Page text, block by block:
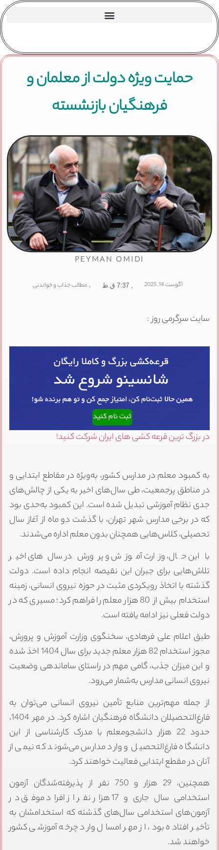
حمایت ویژه دولت از معلمان و
فرهنگیان بازنشسته
PEYMAN OMIDI
آگوست 14, 2025 7:37 ق.ظ , مطالب جذاب و خواندنی
سایت سرگرمی روز :
در بزرگ ترین قرعه کشی های ایران شرکت کنید!
به کمبود معلم در مدارس کشور، به‌ویژه در مقاطع ابتدایی و
در مناطق پرجمعیت، طی سال‌های اخیر به یکی از چالش‌های
جدی نظام آموزشی تبدیل شده است. این کمبود به‌حدی بود
که در برخی مدارس شهر تهران، با گذشت دو ماه از آغاز سال
تحصیلی، کلاس‌هایی همچنان بدون معلم اداره می‌شدند.
با این حال، وزارت آموزش و پرورش در سال‌های اخیر
تلاش‌هایی برای جبران این نقیصه انجام داده است. دولت
گذشته با اتخاذ رویکردی مثبت در حوزه نیروی انسانی، زمینه
استخدام بیش از 80 هزار معلم را فراهم کرد؛ مسیری که در
دولت فعلی نیز ادامه یافته است.
طبق اعلام علی فرهادی، سخنگوی وزارت آموزش و پرورش،
مجوز استخدام 82 هزار معلم جدید برای سال 1404 اخذ شده
و این میزان جذب، گامی مهم در راستای ساماندهی وضعیت
نیروی انسانی مدارس به‌شمار می‌رود.
از جمله مهم‌ترین منابع تأمین نیروی انسانی می‌توان به
فارغ‌التحصیلان دانشگاه فرهنگیان اشاره کرد. در مهر 1404،
حدود 22 هزار دانشجومعلم با مدرک کارشناسی از این
دانشگاه فارغ‌التحصیل و وارد مدارس می‌شوند که نیمی از
آنان در مقطع ابتدایی فعالیت خواهند کرد.
همچنین، 29 هزار و 750 نفر از پذیرفته‌شدگان آزمون
استخدامی سال جاری و 17 هزار نفر از افراد موفق در
آزمون‌های استخدامی سال‌های گذشته که استخدامشان به
تأخیر افتاده بود، از مهر امسال وارد چرخه آموزشی کشور
خواهند شد.